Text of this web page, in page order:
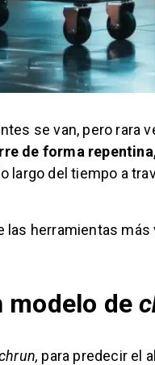
se van, pero rara
de forma
largo del tiempo a
las herramientas
modelo de
para predecir el